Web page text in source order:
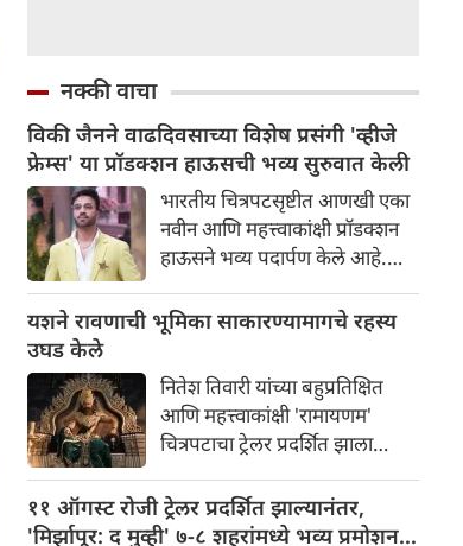
नक्की वाचा
विकी जैनने वाढदिवसाच्या विशेष प्रसंगी 'व्हीजे
फ्रेम्स' या प्रॉडक्शन हाऊसची भव्य सुरुवात केली
भारतीय चित्रपटसृष्टीत आणखी एका
नवीन आणि महत्त्वाकांक्षी प्रॉडक्शन
हाऊसने भव्य पदार्पण केले आहे.
जैनने आपल्या वाढदिवसाच्या विशेष
प्रसंगी 'व्हीजे फ्रेम्स' या आपल्या नवीन
प्रॉडक्शन बॅनरची अधिकृतपणे घोषणा
केली. या नवीन बॅनरचा पहिला
प्रकल्प इतका भव्य आहे की त्याने
चाहत्यांमध्ये आधीच खळबळ उडवून
दिली आहे.
यशने रावणाची भूमिका साकारण्यामागचे रहस्य
उघड केले
नितेश तिवारी यांच्या बहुप्रतिक्षित
आणि महत्त्वाकांक्षी 'रामायणम'
चित्रपटाचा ट्रेलर प्रदर्शित झाला
चित्रपटसृष्टीत खळबळ उडाली आहे.
चित्रपटातील कलाकार आणि
११ ऑगस्ट रोजी ट्रेलर प्रदर्शित झाल्यानंतर,
'मिर्झापूर: द मुव्ही' ७-८ शहरांमध्ये भव्य प्रमोशन